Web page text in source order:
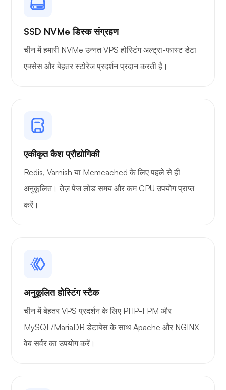
SSD NVMe डिस्क संग्रहण
चीन में हमारी NVMe उन्नत VPS होस्टिंग अल्ट्रा-फास्ट डेटा
एक्सेस और बेहतर स्टोरेज प्रदर्शन प्रदान करती है।
एकीकृत कैश प्रौद्योगिकी
Redis, Varnish या Memcached के लिए पहले से ही
अनुकूलित। तेज़ पेज लोड समय और कम CPU उपयोग प्राप्त
करें।
अनुकूलित होस्टिंग स्टैक
चीन में बेहतर VPS प्रदर्शन के लिए PHP-FPM और
MySQL/MariaDB डेटाबेस के साथ Apache और NGINX
वेब सर्वर का उपयोग करें।